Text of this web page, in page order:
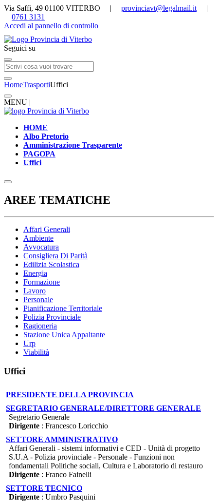
Via Saffi, 49 01100 VITERBO | provinciavt@legalmail.it |
0761 3131
Accedi al pannello di controllo
Seguici su
HomeTrasportiUffici
MENU |
HOME
Albo Pretorio
Amministrazione Trasparente
PAGOPA
Uffici
AREE TEMATICHE
Affari Generali
Ambiente
Avvocatura
Consigliera Di Parità
Edilizia Scolastica
Energia
Formazione
Lavoro
Personale
Pianificazione Territoriale
Polizia Provinciale
Ragioneria
Stazione Unica Appaltante
Urp
Viabilità
Uffici
PRESIDENTE DELLA PROVINCIA
SEGRETARIO GENERALE/DIRETTORE GENERALE
Segretario Generale
Dirigente : Francesco Loricchio
SETTORE AMMINISTRATIVO
Affari Generali - sistemi informativi e CED - Unità di progetto
S.U.A - Polizia provinciale - Personale - Funzioni non
fondamentali Politiche sociali, Cultura e Laboratorio di restauro
Dirigente : Franco Fainelli
SETTORE TECNICO
Dirigente : Umbro Pasquini